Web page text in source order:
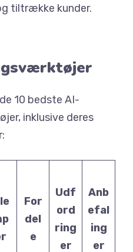
tiltrække kunder.
10 bedste AI-
inklusive deres
For
del
e
Udf
ord
ring
er
Anb
efal
ing
er